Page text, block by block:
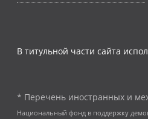
В титульной части сайта
* Перечень иностранных и
Национальный фонд в поддержку